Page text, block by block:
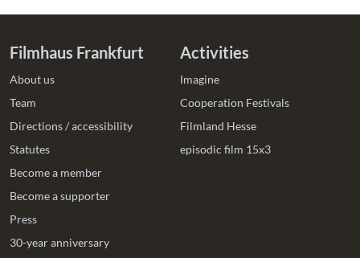
Filmhaus Frankfurt
About us
Team
Directions / accessibility
Statutes
Become a member
Become a supporter
Press
30-year anniversary
Activities
Imagine
Cooperation Festivals
Filmland Hesse
episodic film 15x3